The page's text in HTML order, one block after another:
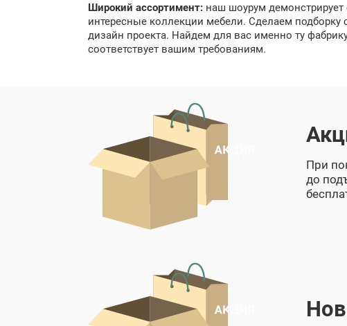
Широкий ассортимент: наш шоурум
интересные коллекции мебели. Сделаем подборку
дизайн проекта. Найдем для вас именно ту
соответствует вашим требованиям.
При
до